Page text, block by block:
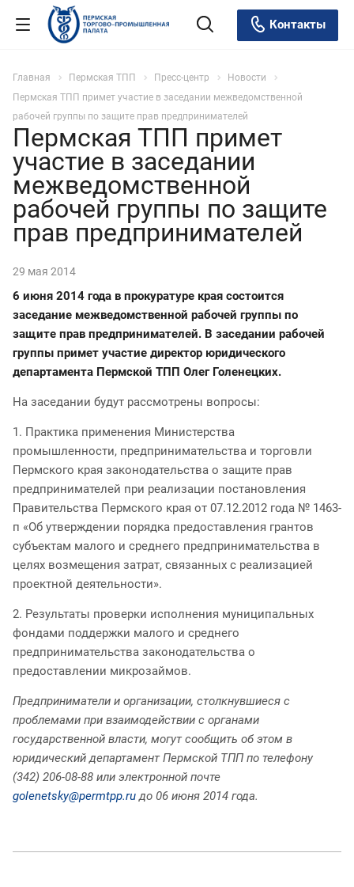
Контакты
Главная Пермская ТПП Пресс-центр
Новости
Пермская ТПП примет участие в заседании межведомственной
рабочей группы по защите прав предпринимателей
Пермская ТПП примет
участие в заседании
межведомственной
рабочей группы по защите
прав предпринимателей
29 мая 2014
6 июня 2014 года в прокуратуре края состоится
заседание межведомственной рабочей группы по
защите прав предпринимателей. В заседании рабочей
группы примет участие директор юридического
департамента Пермской ТПП Олег Голенецких.
На заседании будут рассмотрены вопросы:
1. Практика применения Министерства
промышленности, предпринимательства и торговли
Пермского края законодательства о защите прав
предпринимателей при реализации постановления
Правительства Пермского края от 07.12.2012 года № 1463-
п «Об утверждении порядка предоставления грантов
субъектам малого и среднего предпринимательства в
целях возмещения затрат, связанных с реализацией
проектной деятельности».
2. Результаты проверки исполнения муниципальных
фондами поддержки малого и среднего
предпринимательства законодательства о
предоставлении микрозаймов.
Предприниматели и организации, столкнувшиеся с
проблемами при взаимодействии с органами
государственной власти, могут сообщить об этом в
юридический департамент Пермской ТПП по телефону
(342) 206-08-88 или электронной почте
golenetsky@permtpp.ruдо 06 июня 2014 года.